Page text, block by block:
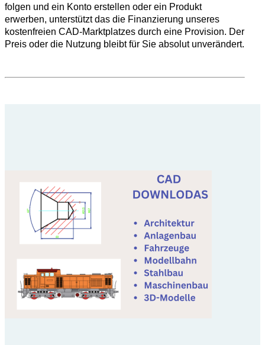
folgen und ein Konto erstellen oder ein Produkt
erwerben, unterstützt das die Finanzierung unseres
kostenfreien CAD-Marktplatzes durch eine Provision. Der
Preis oder die Nutzung bleibt für Sie absolut unverändert.